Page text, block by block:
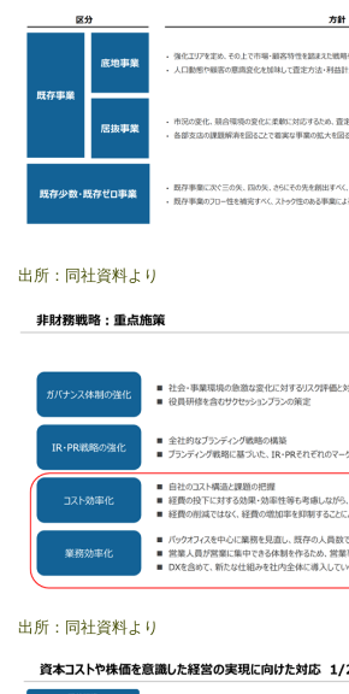
出所：同社資料より
出所：同社資料より